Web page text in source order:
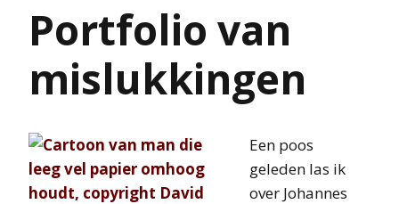
Portfolio van
mislukkingen
Een poos
geleden las ik
over Johannes